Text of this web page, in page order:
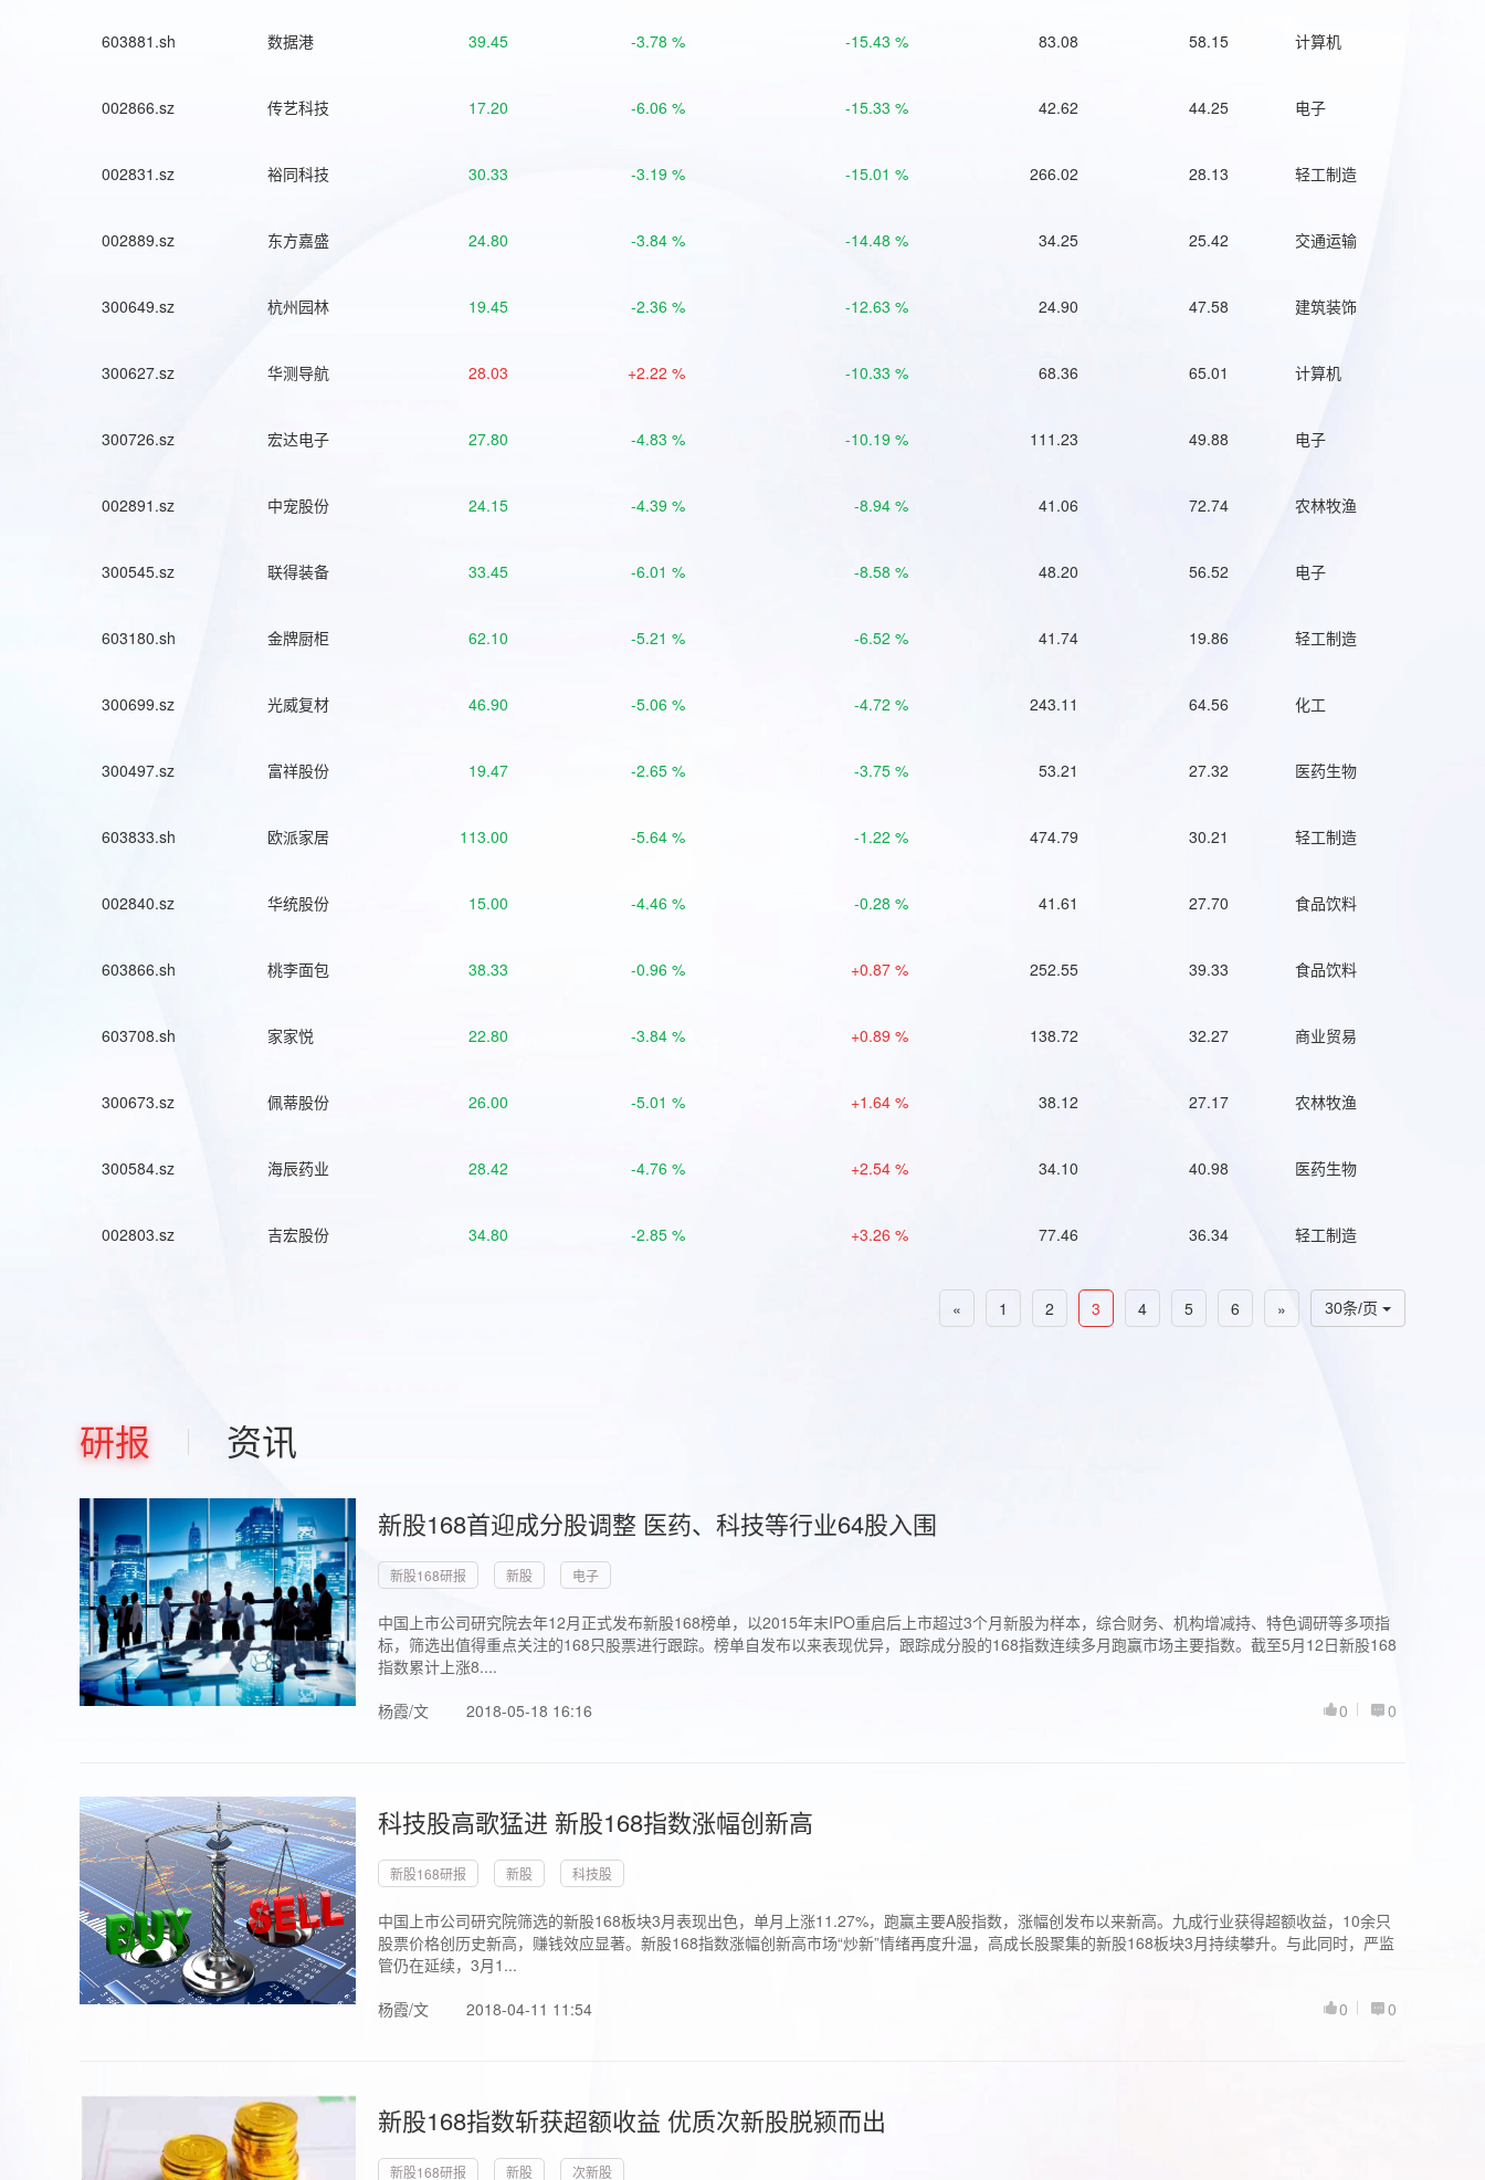
603881.sh 数据港 39.45 -3.78 % -15.43 % 83.08 58.15 计算机
002866.sz 传艺科技 17.20 -6.06 % -15.33 % 42.62 44.25 电子
002831.sz 裕同科技 30.33 -3.19 % -15.01 % 266.02 28.13 轻工制造
002889.sz 东方嘉盛 24.80 -3.84 % -14.48 % 34.25 25.42 交通运输
300649.sz 杭州园林 19.45 -2.36 % -12.63 % 24.90 47.58 建筑装饰
300627.sz 华测导航 28.03 +2.22 % -10.33 % 68.36 65.01 计算机
300726.sz 宏达电子 27.80 -4.83 % -10.19 % 111.23 49.88 电子
002891.sz 中宠股份 24.15 -4.39 % -8.94 % 41.06 72.74 农林牧渔
300545.sz 联得装备 33.45 -6.01 % -8.58 % 48.20 56.52 电子
603180.sh 金牌厨柜 62.10 -5.21 % -6.52 % 41.74 19.86 轻工制造
300699.sz 光威复材 46.90 -5.06 % -4.72 % 243.11 64.56 化工
300497.sz 富祥股份 19.47 -2.65 % -3.75 % 53.21 27.32 医药生物
603833.sh 欧派家居 113.00 -5.64 % -1.22 % 474.79 30.21 轻工制造
002840.sz 华统股份 15.00 -4.46 % -0.28 % 41.61 27.70 食品饮料
603866.sh 桃李面包 38.33 -0.96 % +0.87 % 252.55 39.33 食品饮料
603708.sh 家家悦 22.80 -3.84 % +0.89 % 138.72 32.27 商业贸易
300673.sz 佩蒂股份 26.00 -5.01 % +1.64 % 38.12 27.17 农林牧渔
300584.sz 海辰药业 28.42 -4.76 % +2.54 % 34.10 40.98 医药生物
002803.sz 吉宏股份 34.80 -2.85 % +3.26 % 77.46 36.34 轻工制造
30条/页
« 1 2 3 4 5 6 »
研报 资讯
新股168首迎成分股调整 医药、科技等行业64股入围
新股168研报 新股 电子
中国上市公司研究院去年12月正式发布新股168榜单，以2015年末IPO重启后上市超过3个月新股为样本，综合财务、机构增减持、特色调研等多项指
标，筛选出值得重点关注的168只股票进行跟踪。榜单自发布以来表现优异，跟踪成分股的168指数连续多月跑赢市场主要指数。截至5月12日新股168
指数累计上涨8....
杨霞/文
2018-05-18 16:16 0
0
科技股高歌猛进 新股168指数涨幅创新高
新股168研报 新股 科技股
中国上市公司研究院筛选的新股168板块3月表现出色，单月上涨11.27%，跑赢主要A股指数，涨幅创发布以来新高。九成行业获得超额收益，10余只
股票价格创历史新高，赚钱效应显著。新股168指数涨幅创新高市场“炒新”情绪再度升温，高成长股聚集的新股168板块3月持续攀升。与此同时，严监
管仍在延续，3月1...
杨霞/文
2018-04-11 11:54 0
0
新股168指数斩获超额收益 优质次新股脱颍而出
新股168研报 新股 次新股